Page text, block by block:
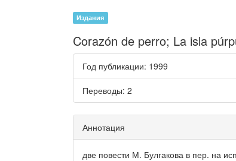
Издания
Corazón de perro; La isla
Год публикации: 1999
Переводы: 2
Аннотация
две повести М. Булгакова в пер. на